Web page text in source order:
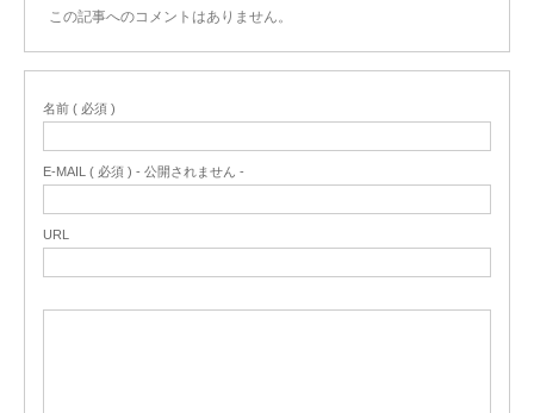
この記事へのコメントはありません。
名前 ( 必須 )
E-MAIL ( 必須 ) - 公開されません -
URL